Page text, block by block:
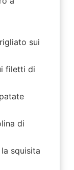
sui
filetti di
di
squisita